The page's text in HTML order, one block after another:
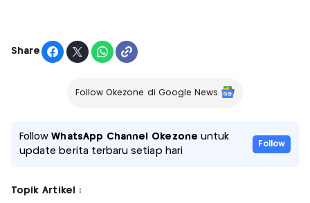
Share
Follow Okezone di Google News
FollowWhatsApp Channel Okezone untuk
update berita terbaru setiap hari
Follow
Topik Artikel :